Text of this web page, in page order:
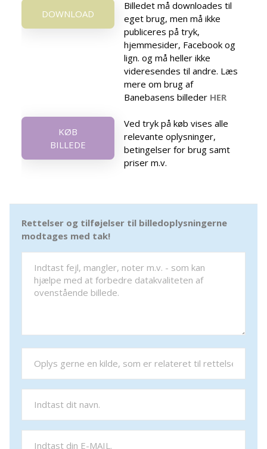
DOWNLOAD
Billedet må downloades til
eget brug, men må ikke
publiceres på tryk,
hjemmesider, Facebook og
lign. og må heller ikke
videresendes til andre. Læs
mere om brug af
Banebasens billeder HER
KØB
BILLEDE
Ved tryk på køb vises alle
relevante oplysninger,
betingelser for brug samt
priser m.v.
Rettelser og tilføjelser til billedoplysningerne
modtages med tak!